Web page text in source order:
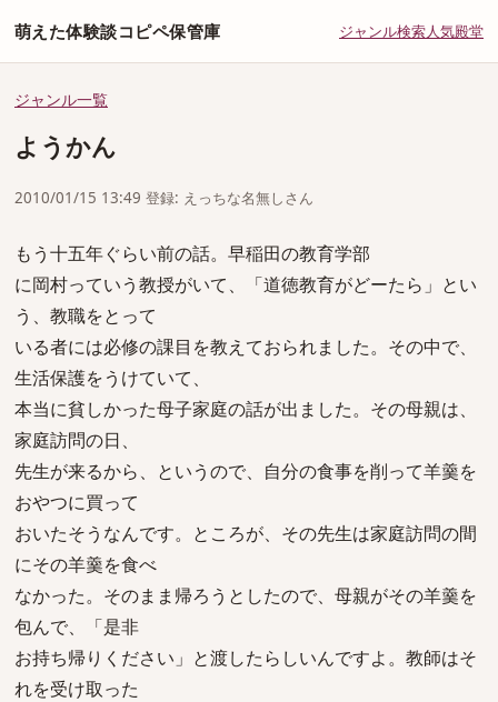
萌えた体験談コピペ保管庫 ジャンル検索人気殿堂
ジャンル一覧
ようかん
2010/01/15 13:49 登録: えっちな名無しさん
もう十五年ぐらい前の話。早稲田の教育学部
に岡村っていう教授がいて、「道徳教育がどーたら」とい
う、教職をとって
いる者には必修の課目を教えておられました。その中で、
生活保護をうけていて、
本当に貧しかった母子家庭の話が出ました。その母親は、
家庭訪問の日、
先生が来るから、というので、自分の食事を削って羊羹を
おやつに買って
おいたそうなんです。ところが、その先生は家庭訪問の間
にその羊羹を食べ
なかった。そのまま帰ろうとしたので、母親がその羊羹を
包んで、「是非
お持ち帰りください」と渡したらしいんですよ。教師はそ
れを受け取った